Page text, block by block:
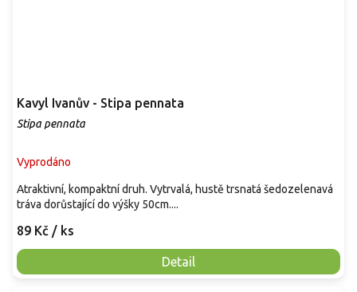
Kavyl Ivanův - Stipa pennata
Stipa pennata
Vyprodáno
89 Kč / ks
Detail
Atraktivní, kompaktní druh. Vytrvalá, hustě trsnatá šedozelenavá
tráva dorůstající do výšky 50cm....